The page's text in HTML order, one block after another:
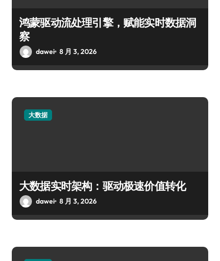
鸿蒙驱动流处理引擎，赋能实时数据洞
察
dawei 8 月 3, 2026
大数据
大数据实时架构：驱动极速价值转化
dawei 8 月 3, 2026